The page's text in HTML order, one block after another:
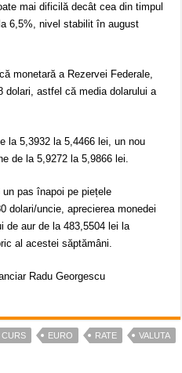
mai dificilă decât cea din timpul
6,5%, nivel stabilit în august
monetară a Rezervei Federale,
dolari, astfel că media dolarului a
la 5,3932 la 5,4466 lei, un nou
de la 5,9272 la 5,9866 lei.
pas înapoi pe piețele
dolari/uncie, aprecierea monedei
de aur de la 483,5504 lei la
al acestei săptămâni.
Radu Georgescu
CURS EURO RATE VALUTA